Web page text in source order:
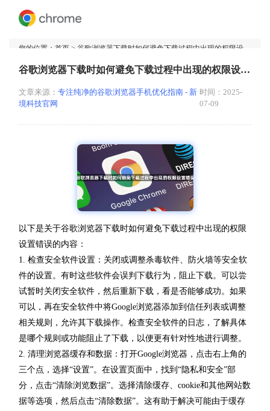
您的位置： 首页 > 谷歌浏览器下载时如何避免下载过程中出现的权限设置错误
谷歌浏览器下载时如何避免下载过程中出现的权限设置错误
文章来源： 专注纯净的谷歌浏览器手机优化指南 - 新
境科技官网
时间：2025-
07-09
以下是关于谷歌浏览器下载时如何避免下载过程中出现的权限
设置错误的内容：
1. 检查安全软件设置：关闭或调整杀毒软件、防火墙等安全软
件的设置。有时这些软件会误判下载行为，阻止下载。可以尝
试暂时关闭安全软件，然后重新下载，看是否能够成功。如果
可以，再在安全软件中将Google浏览器添加到信任列表或调整
相关规则，允许其下载操作。检查安全软件的日志，了解具体
是哪个规则或功能阻止了下载，以便更有针对性地进行调整。
2. 清理浏览器缓存和数据：打开Google浏览器，点击右上角的
三个点，选择“设置”。在设置页面中，找到“隐私和安全”部
分，点击“清除浏览数据”。选择清除缓存、cookie和其他网站数
据等选项，然后点击“清除数据”。这有助于解决可能由于缓存